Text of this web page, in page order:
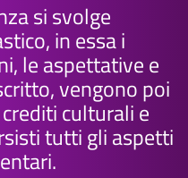
si svolge
in essa i
le aspettative e
vengono poi
culturali e
tutti gli aspetti